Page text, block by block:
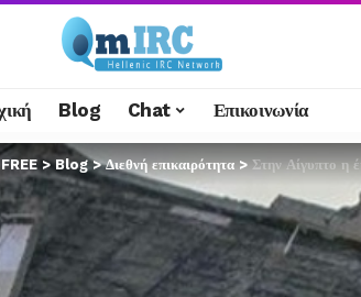
Blog Chat Επικοινωνία
>Blog>Διεθνή επικαιρότητα>Στην Αίγυπτο η